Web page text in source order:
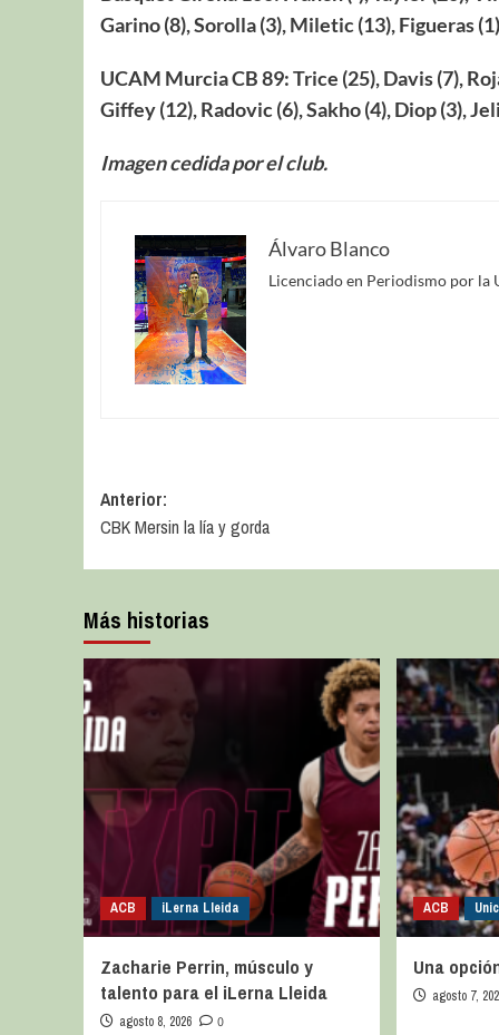
Garino (8), Sorolla (3), Miletic (13), Figueras
UCAM Murcia CB 89: Trice (25), Davis (7),
Giffey (12), Radovic (6), Sakho (4), Diop (3),
Imagen cedida por el club.
Álvaro Blanco
Licenciado en Periodismo por la
Anterior:
CBK Mersin la lía y gorda
Más historias
ACB iLerna Lleida
Zacharie Perrin, músculo y
talento para el iLerna Lleida
agosto 8, 2026 0
ACB
Una
agosto 7,